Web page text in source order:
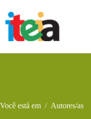
para
conteúdo
Você está em / Autores/as